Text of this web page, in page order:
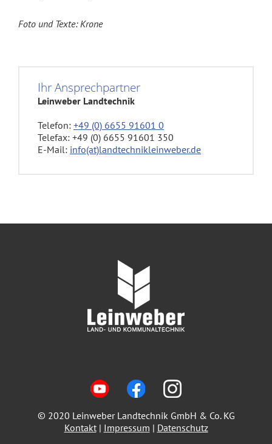
Foto und Texte: Krone
Ihr Ansprechpartner
Leinweber Landtechnik
Telefon: +49 (0) 6655 91601 0
Telefax: +49 (0) 6655 91601 350
E-Mail: info(at)landtechnikleinweber.de
© 2020 Leinweber Landtechnik GmbH & Co. KG
Kontakt| Impressum | Datenschutz